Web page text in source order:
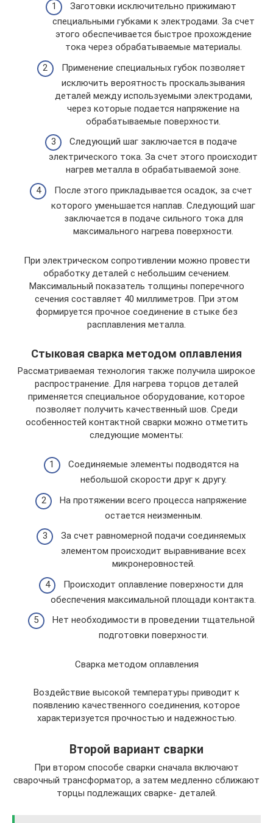
Заготовки исключительно прижимают
специальными губками к электродами. За счет
этого обеспечивается быстрое прохождение
тока через обрабатываемые материалы.
Применение специальных губок позволяет
исключить вероятность проскальзывания
деталей между используемыми электродами,
через которые подается напряжение на
обрабатываемые поверхности.
Следующий шаг заключается в подаче
электрического тока. За счет этого происходит
нагрев металла в обрабатываемой зоне.
После этого прикладывается осадок, за счет
которого уменьшается наплав. Следующий шаг
заключается в подаче сильного тока для
максимального нагрева поверхности.
При электрическом сопротивлении можно провести
обработку деталей с небольшим сечением.
Максимальный показатель толщины поперечного
сечения составляет 40 миллиметров. При этом
формируется прочное соединение в стыке без
расплавления металла.
Стыковая сварка методом оплавления
Рассматриваемая технология также получила широкое
распространение. Для нагрева торцов деталей
применяется специальное оборудование, которое
позволяет получить качественный шов. Среди
особенностей контактной сварки можно отметить
следующие моменты:
Соединяемые элементы подводятся на
небольшой скорости друг к другу.
На протяжении всего процесса напряжение
остается неизменным.
За счет равномерной подачи соединяемых
элементом происходит выравнивание всех
микронеровностей.
Происходит оплавление поверхности для
обеспечения максимальной площади контакта.
Нет необходимости в проведении тщательной
подготовки поверхности.
Сварка методом оплавления
Воздействие высокой температуры приводит к
появлению качественного соединения, которое
характеризуется прочностью и надежностью.
Второй вариант сварки
При втором способе сварки сначала включают
сварочный трансформатор, а затем медленно сближают
торцы подлежащих сварке- деталей.